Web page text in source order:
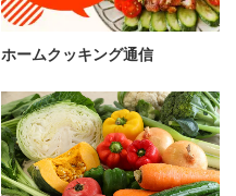
ホームクッキング通信